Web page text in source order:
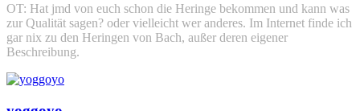
OT: Hat jmd von euch schon die Heringe bekommen und kann was
zur Qualität sagen? oder vielleicht wer anderes. Im Internet finde ich
gar nix zu den Heringen von Bach, außer deren eigener
Beschreibung.